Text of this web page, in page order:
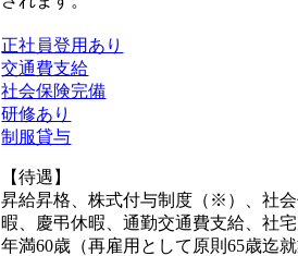
正社員登用あり
交通費支給
社会保険完備
研修あり
制服貸与
【待遇】
昇給昇格、株式付与制度（※）、社
暇、慶弔休暇、通勤交通費支給、社
年満60歳（再雇用として原則65歳迄就